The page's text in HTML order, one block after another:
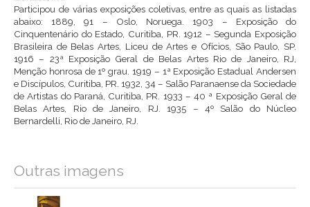
Participou de várias exposições coletivas, entre as quais as listadas
abaixo: 1889, 91 – Oslo, Noruega. 1903 – Exposição do
Cinquentenário do Estado, Curitiba, PR. 1912 – Segunda Exposição
Brasileira de Belas Artes, Liceu de Artes e Ofícios, São Paulo, SP.
1916 – 23ª Exposição Geral de Belas Artes Rio de Janeiro, RJ,
Menção honrosa de 1º grau. 1919 – 1ª Exposição Estadual Andersen
e Discípulos, Curitiba, PR. 1932, 34 – Salão Paranaense da Sociedade
de Artistas do Paraná, Curitiba, PR. 1933 – 40 ª Exposição Geral de
Belas Artes, Rio de Janeiro, RJ. 1935 – 4º Salão do Núcleo
Bernardelli, Rio de Janeiro, RJ.
Outras imagens